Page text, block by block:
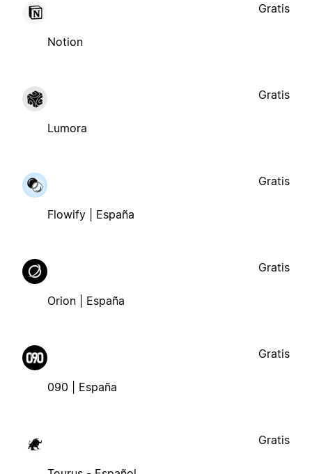
Notion
Gratis
Lumora
Gratis
Flowify | España
Gratis
Orion | España
Gratis
090 | España
Gratis
Gratis